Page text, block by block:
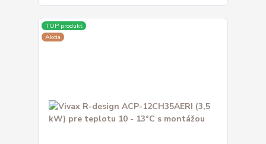
TOP produkt
Akcia